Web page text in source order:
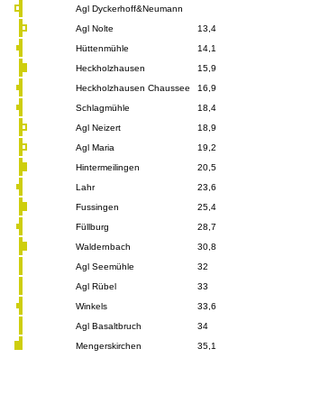
Agl Dyckerhoff&Neumann
Agl Nolte
13,4
Hüttenmühle
14,1
Heckholzhausen
15,9
Heckholzhausen Chaussee
16,9
Schlagmühle
18,4
Agl Neizert
18,9
Agl Maria
19,2
Hintermeilingen
20,5
Lahr
23,6
Fussingen
25,4
Füllburg
28,7
Waldernbach
30,8
Agl Seemühle
32
Agl Rübel
33
Winkels
33,6
Agl Basaltbruch
34
Mengerskirchen
35,1